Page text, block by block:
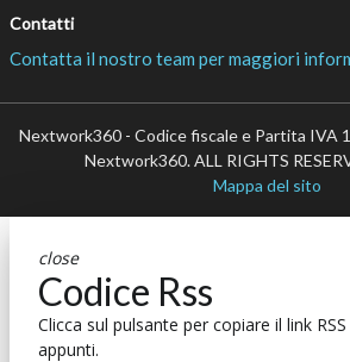
Contatti
Contatta il nostro team per maggiori
Nextwork360 - Codice fiscale e Partita IVA
Nextwork360. ALL RIGHTS
Mappa del sito
close
Codice Rss
Clicca sul pulsante per copiare il link
appunti.